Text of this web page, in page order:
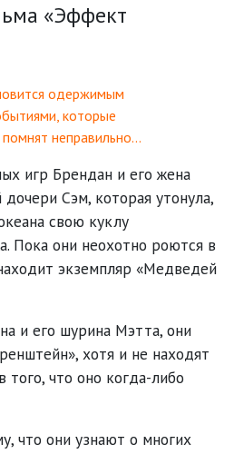
«Эффект
одержимым
которые
неправильно…
игр Брендан и его жена
Сэм, которая утонула,
свою куклу
Пока они неохотно роются в
экземпляр «Медведей
и его шурина Мэтта, они
хотя и не находят
того, что оно когда-либо
что они узнают о многих